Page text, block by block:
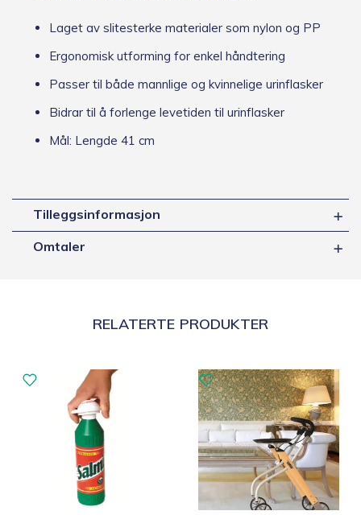
Laget av slitesterke materialer som nylon og PP
Ergonomisk utforming for enkel håndtering
Passer til både mannlige og kvinnelige urinflasker
Bidrar til å forlenge levetiden til urinflasker
Mål: Lengde 41 cm
Tilleggsinformasjon
Omtaler
RELATERTE PRODUKTER